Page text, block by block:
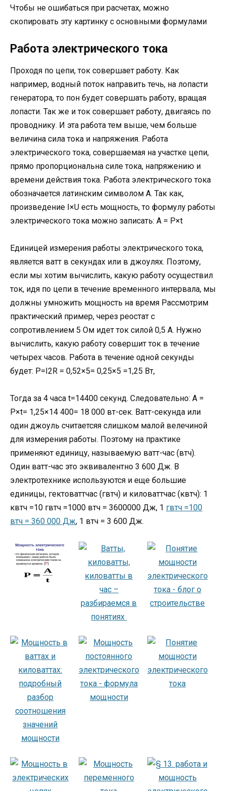
Чтобы не ошибаться при расчетах, можно
скопировать эту картинку с основными формулами
Работа электрического тока
Проходя по цепи, ток совершает работу. Как
например, водный поток направить течь, на лопасти
генератора, то пон будет совершать работу, вращая
лопасти. Так же и ток совершает работу, двигаясь по
проводнику. И эта работа тем выше, чем больше
величина сила тока и напряжения. Работа
электрического тока, совершаемая на участке цепи,
прямо пропорциональна силе тока, напряжению и
времени действия тока. Работа электрического тока
обозначается латинским символом A. Так как,
произведение I×U есть мощность, то формулу работы
электрического тока можно записать: A = P×t
Единицей измерения работы электрического тока,
является ватт в секундах или в джоулях. Поэтому,
если мы хотим вычислить, какую работу осуществил
ток, идя по цепи в течение временного интервала, мы
должны умножить мощность на время Рассмотрим
практический пример, через реостат с
сопротивлением 5 Ом идет ток силой 0,5 А. Нужно
вычислить, какую работу совершит ток в течение
четырех часов. Работа в течение одной секунды
будет: P=I2R = 0,52×5= 0,25×5 =1,25 Вт,
Тогда за 4 часа t=14400 секунд. Следовательно: А =
Р×t= 1,25×14 400= 18 000 вт-сек. Ватт-секунда или
один джоуль считаетсяя слишком малой велечиной
для измерения работы. Поэтому на практике
применяют единицу, называемую ватт-час (втч).
Один ватт-час это эквивалентно 3 600 Дж. В
электротехнике используются и еще большие
единицы, гектоваттчас (гвтч) и киловаттчас (квтч): 1
квтч =10 гвтч =1000 втч = 3600000 Дж, 1 гвтч =100
втч = 360 000 Дж, 1 втч = 3 600 Дж.